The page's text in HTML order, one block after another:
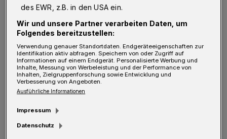
D as Areal wird damit zwischen Juli und
September 2024 wieder zur
außergewöhnlichen Kulisse für Konzerte,
Himmel. Der Vorverkauf (über
www.wuppertal-live.de
des EWR, z.B. in den USA ein.
Wir und unsere Partner verarbeiten Daten, um
Folgendes bereitzustellen:
Verwendung genauer Standortdaten. Endgeräteeigenschaften zur
Identifikation aktiv abfragen. Speichern von oder Zugriff auf
Informationen auf einem Endgerät. Personalisierte Werbung und
Inhalte, Messung von Werbeleistung und der Performance von
Inhalten, Zielgruppenforschung sowie Entwicklung und
Verbesserung von Angeboten.
Ausführliche Informationen
Impressum
Datenschutz